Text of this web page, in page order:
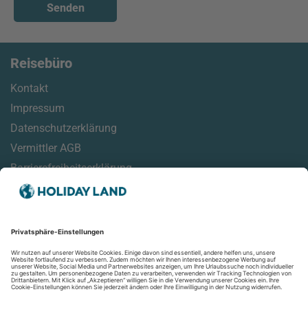
Senden
Reisebüro
Kontakt
Impressum
Datenschutzerklärung
Vermittler AGB
Barrierefreiheitserklärung
Reisehinweise
Reisemonitor
Online Check-In Informationen